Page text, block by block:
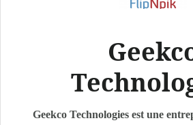
Geekco Technologies est une